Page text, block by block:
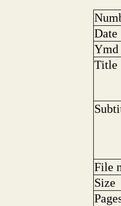
Date
Ymd
Title
File
Size